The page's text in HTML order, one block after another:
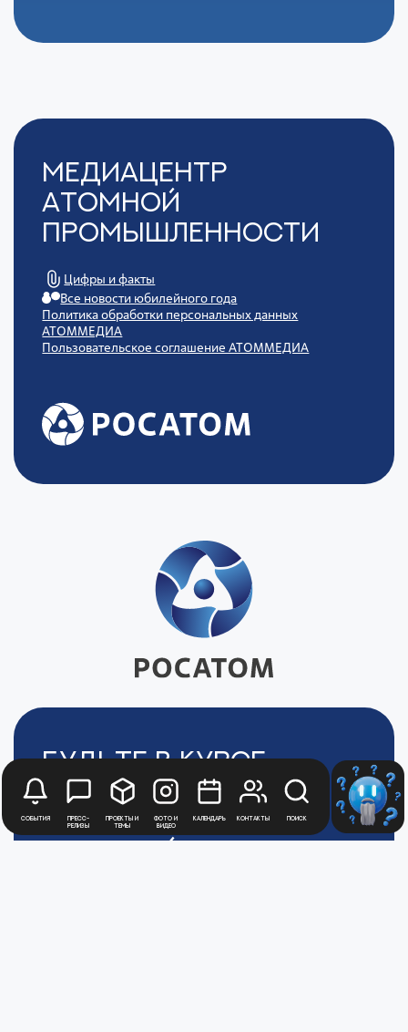
События
Пресс-
релизы
Проекты и
темы
Фото и
видео
Календарь Контакты Поиск
Медиацентр
Атомной
Промышленности
Цифры и факты
Все новости юбилейного года
Политика обработки персональных данных
АТОММЕДИА
Пользовательское соглашение АТОММЕДИА
Будьте в курсе
новостей
Медиацентра